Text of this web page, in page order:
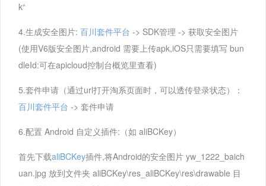
k“
4.生成安全图片: 百川套件平台 -> SDK管理 -> 获取安全图片
(使用V6版安全图片,android 需要上传apk,iOS只需要填写 bun
dleId:可在apicloud控制台概览里查看)
5.套件申请（通过url打开淘系页面时，可以透传登录状态）：
百川套件平台 -> 套件申请
6.配置 Android 自定义插件:（如 aliBCKey）
首先下载aliBCKey插件,将Android的安全图片 yw_1222_baich
uan.jpg 放到文件夹 aliBCKey\res_aliBCKey\res\drawable 目